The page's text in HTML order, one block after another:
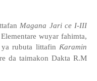
Magana Jari ce I-III
wuyar fahimta,
rubuta littafin Ƙaramin
da taimakon Dakta R.M